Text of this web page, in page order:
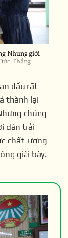
Nhung giới
Thắng
đầu rất
thành lại
chúng
dân trải
chất lượng
giãi bày.